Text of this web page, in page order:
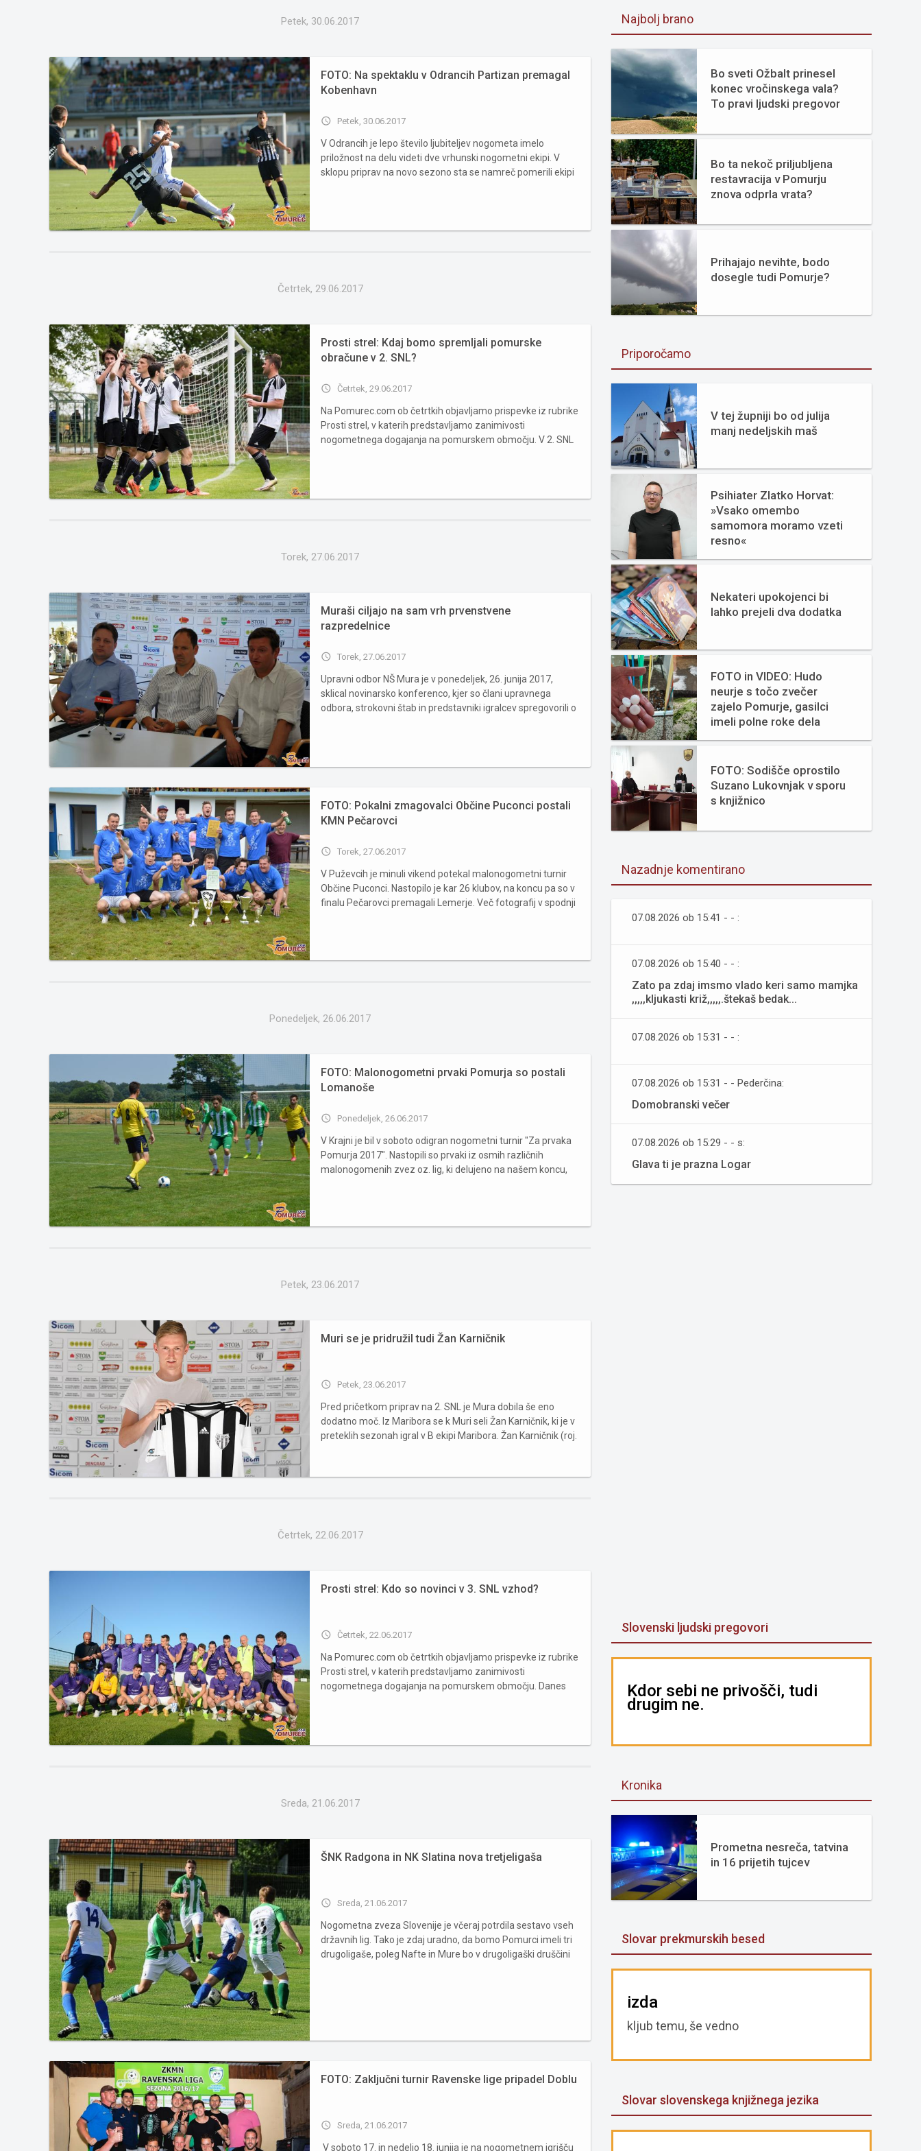
Petek, 30.06.2017
FOTO: Na spektaklu v Odrancih Partizan premagal
Kobenhavn
access_time Petek, 30.06.2017
V Odrancih je lepo število ljubiteljev nogometa imelo
priložnost na delu videti dve vrhunski nogometni ekipi. V
sklopu priprav na novo sezono sta se namreč pomerili ekipi
Četrtek, 29.06.2017
Prosti strel: Kdaj bomo spremljali pomurske
obračune v 2. SNL?
access_time Četrtek, 29.06.2017
Na Pomurec.com ob četrtkih objavljamo prispevke iz rubrike
Prosti strel, v katerih predstavljamo zanimivosti
nogometnega dogajanja na pomurskem območju. V 2. SNL
Torek, 27.06.2017
Muraši ciljajo na sam vrh prvenstvene
razpredelnice
access_time Torek, 27.06.2017
Upravni odbor NŠ Mura je v ponedeljek, 26. junija 2017,
sklical novinarsko konferenco, kjer so člani upravnega
odbora, strokovni štab in predstavniki igralcev spregovorili o
FOTO: Pokalni zmagovalci Občine Puconci postali
KMN Pečarovci
access_time Torek, 27.06.2017
V Puževcih je minuli vikend potekal malonogometni turnir
Občine Puconci. Nastopilo je kar 26 klubov, na koncu pa so v
finalu Pečarovci premagali Lemerje. Več fotografij v spodnji
Ponedeljek, 26.06.2017
FOTO: Malonogometni prvaki Pomurja so postali
Lomanoše
access_time Ponedeljek, 26.06.2017
V Krajni je bil v soboto odigran nogometni turnir "Za prvaka
Pomurja 2017". Nastopili so prvaki iz osmih različnih
malonogomenih zvez oz. lig, ki delujeno na našem koncu,
Petek, 23.06.2017
Muri se je pridružil tudi Žan Karničnik
access_time Petek, 23.06.2017
Pred pričetkom priprav na 2. SNL je Mura dobila še eno
dodatno moč. Iz Maribora se k Muri seli Žan Karničnik, ki je v
preteklih sezonah igral v B ekipi Maribora. Žan Karničnik (roj.
Četrtek, 22.06.2017
Prosti strel: Kdo so novinci v 3. SNL vzhod?
access_time Četrtek, 22.06.2017
Na Pomurec.com ob četrtkih objavljamo prispevke iz rubrike
Prosti strel, v katerih predstavljamo zanimivosti
nogometnega dogajanja na pomurskem območju. Danes
Sreda, 21.06.2017
ŠNK Radgona in NK Slatina nova tretjeligaša
access_time Sreda, 21.06.2017
Nogometna zveza Slovenije je včeraj potrdila sestavo vseh
državnih lig. Tako je zdaj uradno, da bomo Pomurci imeli tri
drugoligaše, poleg Nafte in Mure bo v drugoligaški druščini
FOTO: Zaključni turnir Ravenske lige pripadel Doblu
access_time Sreda, 21.06.2017
V soboto 17. in nedeljo 18. junija je na nogometnem igrišču
Najbolj brano
Bo sveti Ožbalt prinesel
konec vročinskega vala?
To pravi ljudski pregovor
Bo ta nekoč priljubljena
restavracija v Pomurju
znova odprla vrata?
Prihajajo nevihte, bodo
dosegle tudi Pomurje?
Priporočamo
V tej župniji bo od julija
manj nedeljskih maš
Psihiater Zlatko Horvat:
»Vsako omembo
samomora moramo vzeti
resno«
Nekateri upokojenci bi
lahko prejeli dva dodatka
FOTO in VIDEO: Hudo
neurje s točo zvečer
zajelo Pomurje, gasilci
imeli polne roke dela
FOTO: Sodišče oprostilo
Suzano Lukovnjak v sporu
s knjižnico
Nazadnje komentirano
07.08.2026 ob 15:41 - - :
07.08.2026 ob 15:40 - - :
Zato pa zdaj imsmo vlado keri samo mamjka
,,,,,kljukasti križ,,,,,.štekaš bedak...
07.08.2026 ob 15:31 - - :
07.08.2026 ob 15:31 - - Pederčina:
Domobranski večer
07.08.2026 ob 15:29 - - s:
Glava ti je prazna Logar
Slovenski ljudski pregovori
Kdor sebi ne privošči, tudi
drugim ne.
Kronika
Prometna nesreča, tatvina
in 16 prijetih tujcev
Slovar prekmurskih besed
izda
kljub temu, še vedno
Slovar slovenskega knjižnega jezika